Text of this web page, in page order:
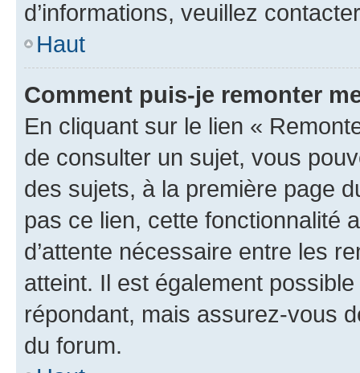
d’informations, veuillez
Haut
Comment puis-je remonter
En cliquant sur le lien «
de consulter un sujet, vous
des sujets, à la première page
pas ce lien, cette fonctionnalité
d’attente nécessaire entre les
atteint. Il est également
répondant, mais assurez-vous
du forum.